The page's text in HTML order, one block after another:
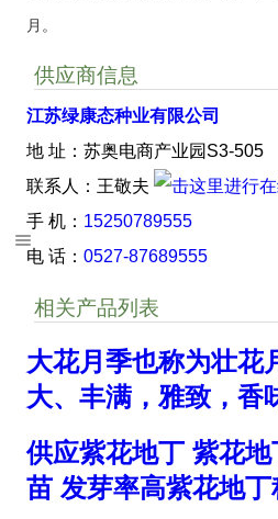
月。
供应商信息
江苏绿康态种业有限公司
地 址：苏奥电商产业园S3-505
联系人：王敬夫
手 机： 15250789555
电 话： 0527-87689555
相关产品列表
大花月季也称为壮花
大、丰满，雅致，香
供应紫花地丁 紫花
苗 发芽率高紫花地